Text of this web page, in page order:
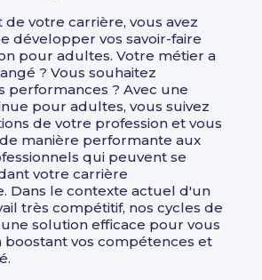
votre carrière, vous avez
développer vos savoir-faire
pour adultes. Votre métier a
? Vous souhaitez
performances ? Avec une
pour adultes, vous suivez
de votre profession et vous
manière performante aux
qui peuvent se
votre carrière
Dans le contexte actuel d'un
très compétitif, nos cycles de
solution efficace pour vous
vos compétences et